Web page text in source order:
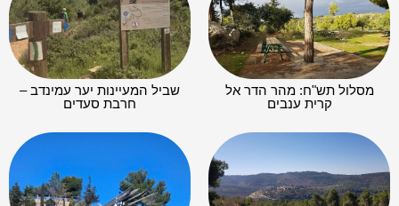
מסלול תש"ח: מהר הדר אל
קרית ענבים
שביל המעיינות יער עמינדב –
חרבת סעדים